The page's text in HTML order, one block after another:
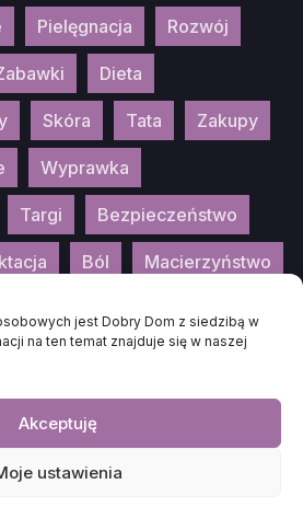
jest Dobry Dom z siedzibą w
na ten temat znajduje się w naszej
Akceptuję
ustawienia
Pielęgnacja Rozwój
Dieta
Skóra Tata Zakupy
Wyprawka
Targi Bezpieczeństwo
Ból Macierzyństwo
DOBRA-MAMA.PL